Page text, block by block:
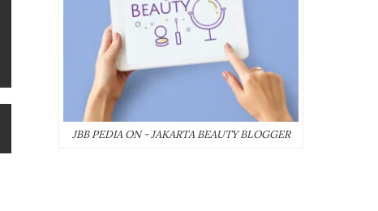
JBB PEDIA ON - JAKARTA BEAUTY BLOGGER